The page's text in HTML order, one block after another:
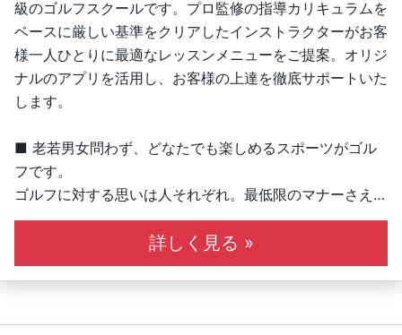
級のゴルフスクールです。プロ監修の指導カリキュラムを
ベースに厳しい基準をクリアしたインストラクターがお客
様一人ひとりに最適なレッスンメニューをご提案。オリジ
ナルのアプリを活用し、お客様の上達を徹底サポートいた
します。
■ 老若男女問わず、どなたでも楽しめるスポーツがゴル
フです。
ゴルフに対する思いは人それぞれ。最低限のマナーさえ守
れば、楽しみ方はたくさんあります。私たちはこれを「ゴ
ルフィング」と呼んでいます。我々ブリヂストンのインス
トラクターが、皆さんのゴルフィングをより楽しいものに
詳しく見る »